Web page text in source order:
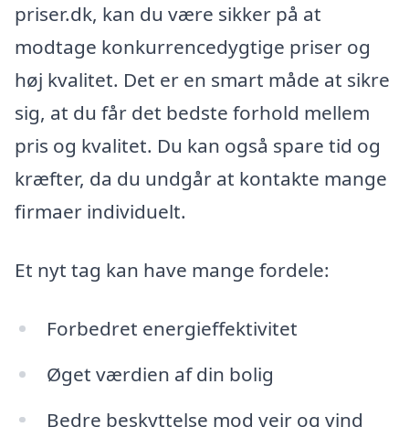
priser.dk, kan du være sikker på at
modtage konkurrencedygtige priser og
høj kvalitet. Det er en smart måde at sikre
sig, at du får det bedste forhold mellem
pris og kvalitet. Du kan også spare tid og
kræfter, da du undgår at kontakte mange
firmaer individuelt.
Et nyt tag kan have mange fordele:
Forbedret energieffektivitet
Øget værdien af din bolig
Bedre beskyttelse mod vejr og vind